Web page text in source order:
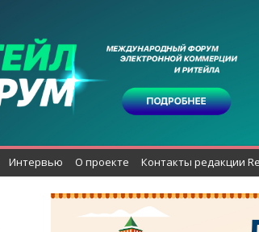
Интервью О проекте Контакты редакции